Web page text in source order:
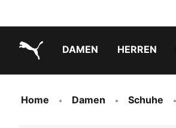
DAMEN HERREN
Home Damen Schuhe